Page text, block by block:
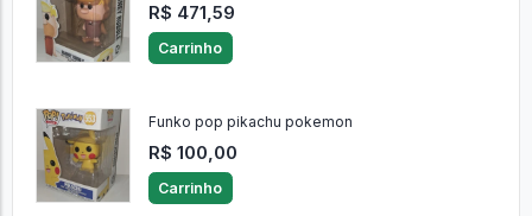
R$ 471,59
Carrinho
Funko pop pikachu pokemon
R$ 100,00
Carrinho